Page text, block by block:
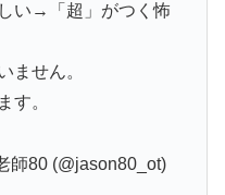
い→「超」がつく怖
ません。
す。
師80 (@jason80_ot)